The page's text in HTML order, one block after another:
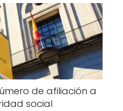
de afiliación a
social